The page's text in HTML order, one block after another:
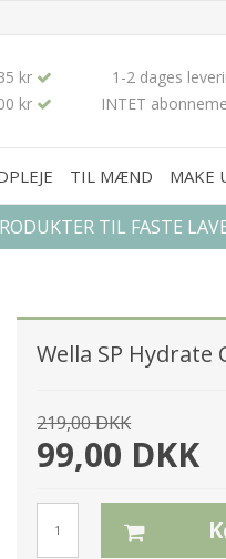
1-2 dages
kr
INTET
kr
TIL MÆND MAKE
TIL FASTE
Wella SP Hydrate
219,00 DKK
99,00 DKK